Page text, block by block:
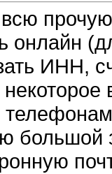
всю
онлайн
ИНН,
большой